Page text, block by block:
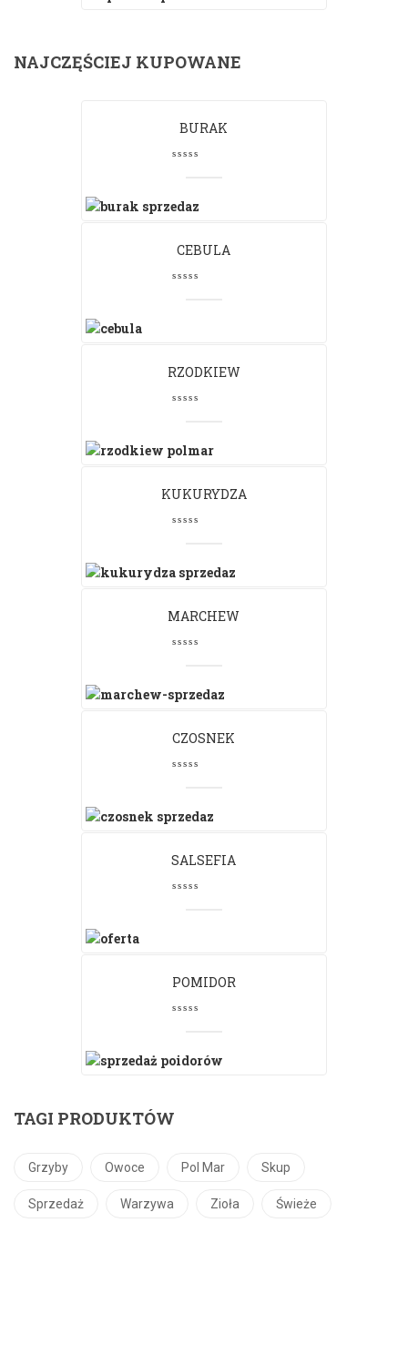
NAJCZĘŚCIEJ KUPOWANE
BURAK
CEBULA
RZODKIEW
KUKURYDZA
MARCHEW
CZOSNEK
SALSEFIA
POMIDOR
TAGI PRODUKTÓW
Grzyby Owoce Pol Mar Skup
Sprzedaż Warzywa Zioła Świeże